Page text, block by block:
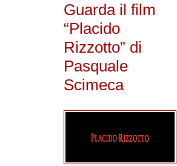
Guarda il film
“Placido
Rizzotto” di
Pasquale
Scimeca